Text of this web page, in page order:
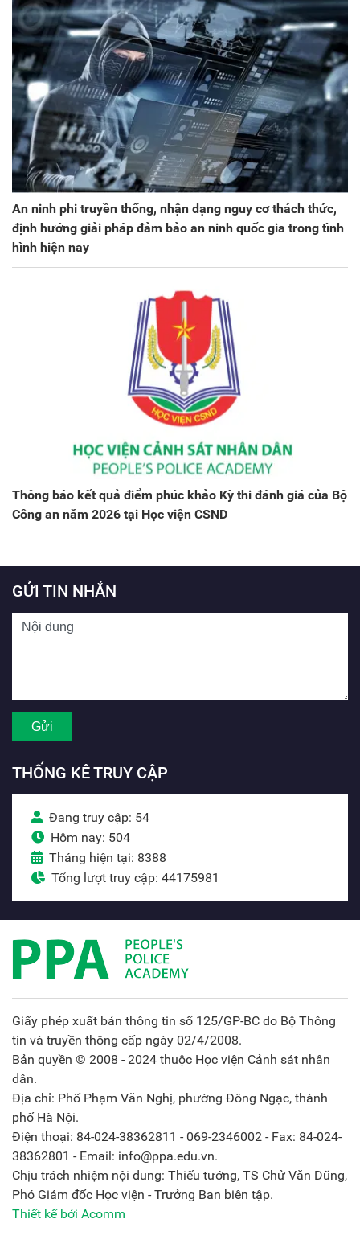
An ninh phi truyền thống, nhận dạng nguy cơ thách thức,
định hướng giải pháp đảm bảo an ninh quốc gia trong tình
hình hiện nay
Thông báo kết quả điểm phúc khảo Kỳ thi đánh giá của Bộ
Công an năm 2026 tại Học viện CSND
GỬI TIN NHẮN
THỐNG KÊ TRUY CẬP
Đang truy cập: 54
Hôm nay: 504
Tháng hiện tại: 8388
Tổng lượt truy cập: 44175981
Giấy phép xuất bản thông tin số 125/GP-BC do Bộ Thông
tin và truyền thông cấp ngày 02/4/2008.
Bản quyền © 2008 - 2024 thuộc Học viện Cảnh sát nhân
dân.
Địa chỉ: Phố Phạm Văn Nghị, phường Đông Ngạc, thành
phố Hà Nội.
Điện thoại: 84-024-38362811 - 069-2346002 - Fax: 84-024-
38362801 - Email: info@ppa.edu.vn.
Chịu trách nhiệm nội dung: Thiếu tướng, TS Chử Văn Dũng,
Phó Giám đốc Học viện - Trưởng Ban biên tập.
Thiết kế bởi Acomm